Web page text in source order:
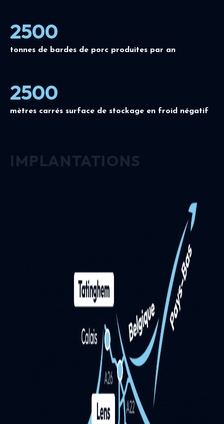
2500
tonnes de bardes de porc produites par an
2500
mètres carrés surface de stockage en froid négatif
IMPLANTATIONS